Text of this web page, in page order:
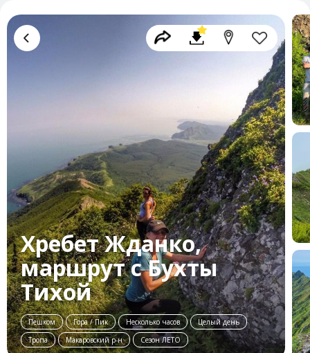
Хребет Жданко,
маршрут с Бухты
Тихой
Пешком Гора / Пик Несколько часов
Целый день
Тропа
Макаровский р-н Сезон ЛЕТО